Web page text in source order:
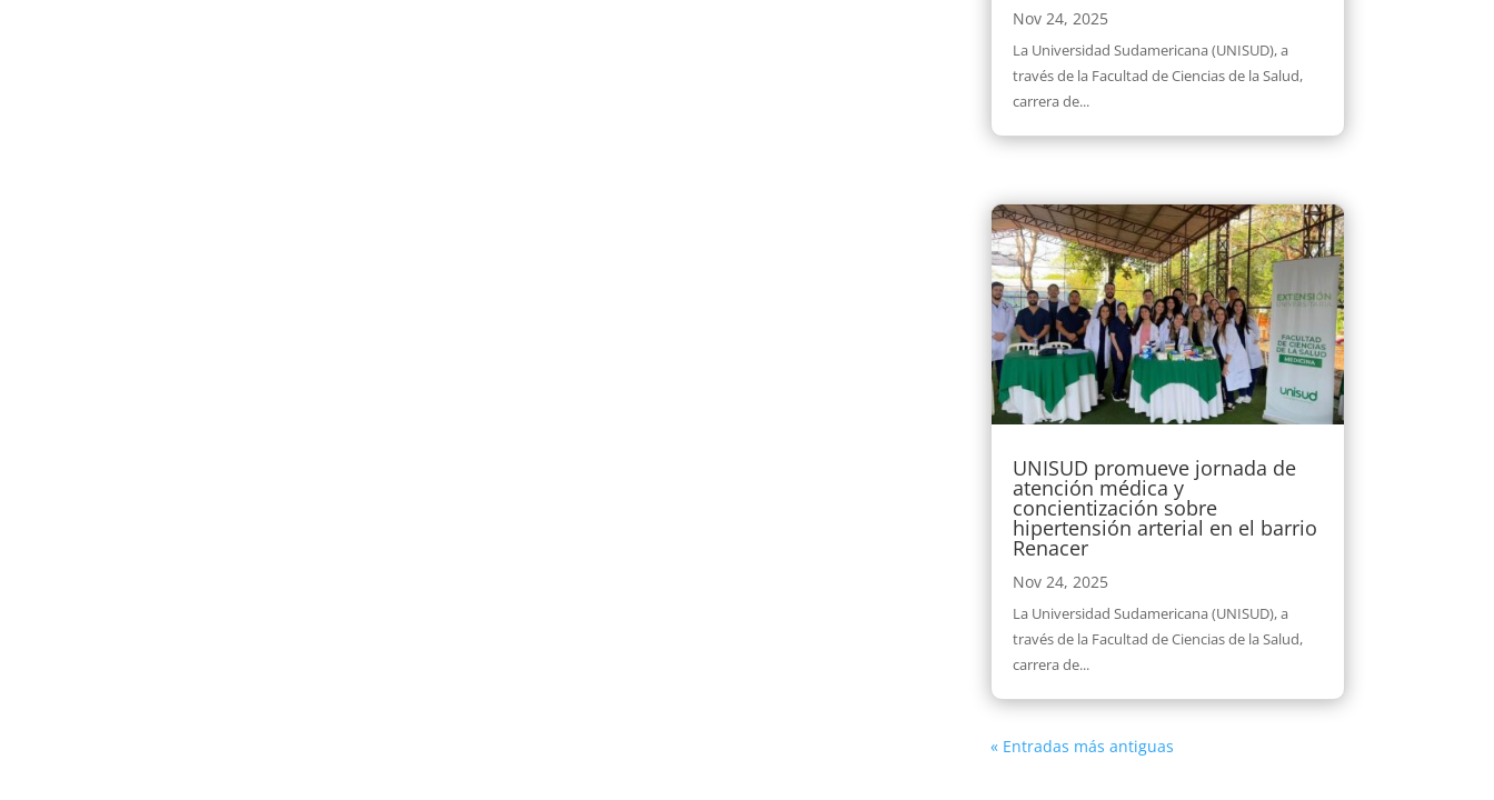
Nov 24, 2025
La Universidad Sudamericana (UNISUD), a
través de la Facultad de Ciencias de la Salud,
carrera de...
UNISUD promueve jornada de
atención médica y
concientización sobre
hipertensión arterial en el barrio
Renacer
Nov 24, 2025
La Universidad Sudamericana (UNISUD), a
través de la Facultad de Ciencias de la Salud,
carrera de...
« Entradas más antiguas